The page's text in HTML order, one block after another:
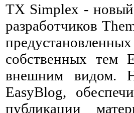
TX Simplex -
разработчиков
собственных тем
внешним видом.
EasyBlog,
публикации